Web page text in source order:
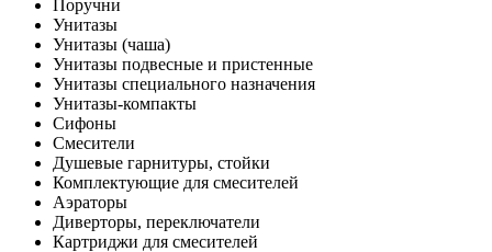
Поручни
Унитазы
Унитазы (чаша)
Унитазы подвесные и пристенные
Унитазы специального назначения
Унитазы-компакты
Сифоны
Смесители
Душевые гарнитуры, стойки
Комплектующие для смесителей
Аэраторы
Диверторы, переключатели
Картриджи для смесителей